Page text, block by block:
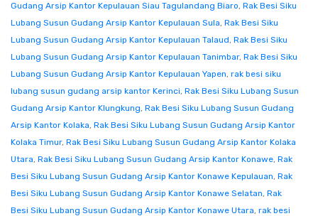
Gudang Arsip Kantor Kepulauan Siau Tagulandang Biaro, Rak Besi Siku
Lubang Susun Gudang Arsip Kantor Kepulauan Sula, Rak Besi Siku
Lubang Susun Gudang Arsip Kantor Kepulauan Talaud, Rak Besi Siku
Lubang Susun Gudang Arsip Kantor Kepulauan Tanimbar, Rak Besi Siku
Lubang Susun Gudang Arsip Kantor Kepulauan Yapen, rak besi siku
lubang susun gudang arsip kantor Kerinci, Rak Besi Siku Lubang Susun
Gudang Arsip Kantor Klungkung, Rak Besi Siku Lubang Susun Gudang
Arsip Kantor Kolaka, Rak Besi Siku Lubang Susun Gudang Arsip Kantor
Kolaka Timur, Rak Besi Siku Lubang Susun Gudang Arsip Kantor Kolaka
Utara, Rak Besi Siku Lubang Susun Gudang Arsip Kantor Konawe, Rak
Besi Siku Lubang Susun Gudang Arsip Kantor Konawe Kepulauan, Rak
Besi Siku Lubang Susun Gudang Arsip Kantor Konawe Selatan, Rak
Besi Siku Lubang Susun Gudang Arsip Kantor Konawe Utara, rak besi